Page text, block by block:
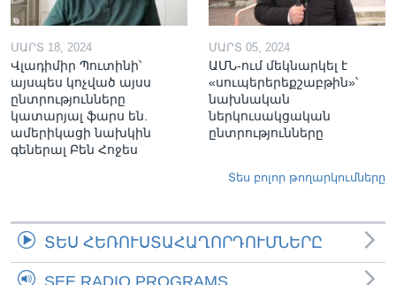
ՄԱՐՏ 18, 2024
Վլադիմիր Պուտինի՝
այսպես կոչված այսս
ընտրությունները
կատարյալ ֆարս են.
ամերիկացի նախկին
գեներալ Բեն Հոջես
ՄԱՐՏ 05, 2024
ԱՄՆ-ում մեկնարկել է
«սուպերերեքշաբթին»՝
նախնական
ներկուսակցական
ընտրությունները
Տես բոլոր թողարկումները
ՏԵՍ ՀԵՌՈՒՍՏԱՀԱՂՈՐԴՈՒՄՆԵՐԸ